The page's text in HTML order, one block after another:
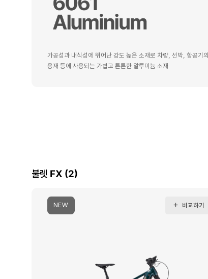
가공성과 내식성에 뛰어난 강도 높은 소재로 차량, 선박, 항공기의
용재 등에 사용되는 가볍고 튼튼한 알루미늄 소재
불렛 FX (2)
NEW 비교하기